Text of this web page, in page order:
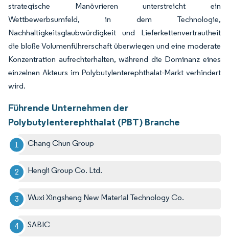
strategische Manövrieren unterstreicht ein
Wettbewerbsumfeld, in dem Technologie,
Nachhaltigkeitsglaubwürdigkeit und Lieferkettenvertrautheit
die bloße Volumenführerschaft überwiegen und eine moderate
Konzentration aufrechterhalten, während die Dominanz eines
einzelnen Akteurs im Polybutylenterephthalat-Markt verhindert
wird.
Führende Unternehmen der
Polybutylenterephthalat (PBT) Branche
Chang Chun Group
Hengli Group Co. Ltd.
Wuxi Xingsheng New Material Technology Co.
SABIC